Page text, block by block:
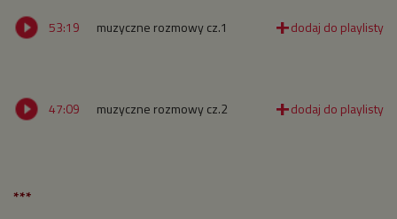
53:19 muzyczne rozmowy cz.1
47:09 muzyczne rozmowy cz.2
***